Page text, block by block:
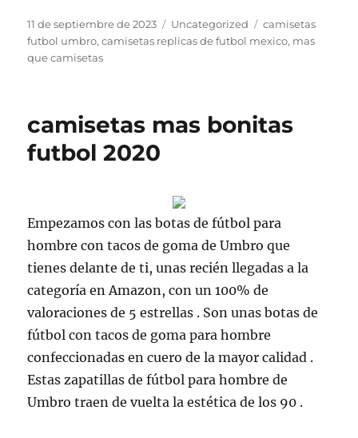
Publicado
el
11 de septiembre de 2023 Categorías
Uncategorized Etiquetas
camisetas
futbol umbro,camisetas replicas de futbol mexico, mas
que camisetas
camisetas mas bonitas
futbol 2020
Empezamos con las botas de fútbol para
hombre con tacos de goma de Umbro que
tienes delante de ti, unas recién llegadas a la
categoría en Amazon, con un 100% de
valoraciones de 5 estrellas . Son unas botas de
fútbol con tacos de goma para hombre
confeccionadas en cuero de la mayor calidad .
Estas zapatillas de fútbol para hombre de
Umbro traen de vuelta la estética de los 90 .